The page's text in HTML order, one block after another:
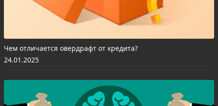
Чем отличается овердрафт от кредита?
24.01.2025